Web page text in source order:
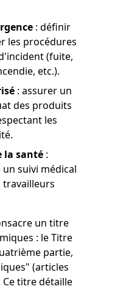
: définir
les procédures
(fuite,
etc.).
: assurer un
des produits
les
la santé :
suivi médical
travailleurs
un titre
: le Titre
partie,
(articles
Ce titre détaille